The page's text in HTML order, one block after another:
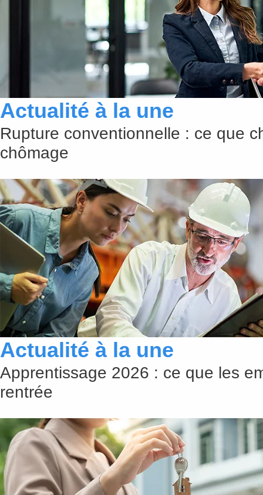
Actualité à la une
Rupture conventionnelle : ce que
chômage
Actualité à la une
Apprentissage 2026 : ce que les
rentrée